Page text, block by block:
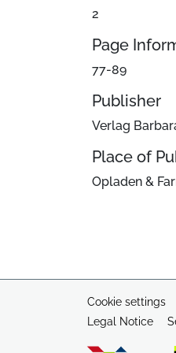
2
Page
77-89
Publisher
Verlag
Place of
Opladen &
Cookie settings
Legal Notice